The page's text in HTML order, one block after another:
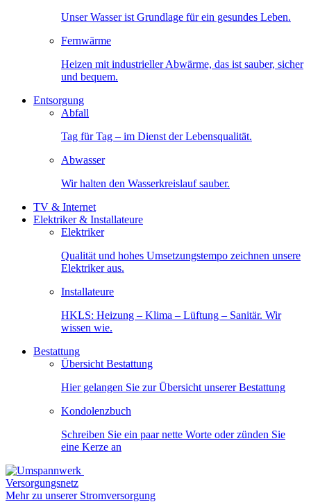
Unser Wasser ist Grundlage für ein gesundes Leben.
Fernwärme
Heizen mit industrieller Abwärme, das ist sauber, sicher
und bequem.
Entsorgung
Abfall
Tag für Tag – im Dienst der Lebensqualität.
Abwasser
Wir halten den Wasserkreislauf sauber.
TV & Internet
Elektriker & Installateure
Elektriker
Qualität und hohes Umsetzungstempo zeichnen unsere
Elektriker aus.
Installateure
HKLS: Heizung – Klima – Lüftung – Sanitär. Wir
wissen wie.
Bestattung
Übersicht Bestattung
Hier gelangen Sie zur Übersicht unserer Bestattung
Kondolenzbuch
Schreiben Sie ein paar nette Worte oder zünden Sie
eine Kerze an
Versorgungsnetz
Mehr zu unserer Stromversorgung